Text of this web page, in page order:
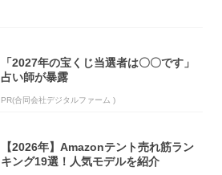
「2027年の宝くじ当選者は〇〇です」
占い師が暴露
PR(合同会社デジタルファーム )
【2026年】Amazonテント売れ筋ラン
キング19選！人気モデルを紹介